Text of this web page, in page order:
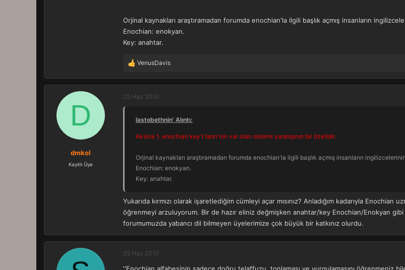
Orjinal kaynakları araştıramadan forumda enochian'la ilgili başlık açmış insanların
Enochian: enokyan.
Key: anahtar.
T
p
k
VenusDavis
D
dmkol
Kayıtlı Üye
25 Haz 2010
lastobethnin' Alıntı:
Aksine 1. enochian key'i tanrı'nın var olan sistemi yaratışının bir özetidir.
Orjinal kaynakları araştıramadan forumda enochian'la ilgili başlık açmış insanların
Enochian: enokyan.
Key: anahtar.
Yukarıda kırmızı olarak işaretlediğim cümleyi açar mısınız? Anladığım kadarıyla Enochian
öğrenmeyi arzuluyorum. Bir de hazır eliniz değmişken anahtar/key Enochian/Enokyan
forumumuzda yabancı dil bilmeyen üyelerimize çok büyük bir katkınız olurdu.
25 Haz 2010
''Enochian alfabesinin sadece doğru telaffuzu, tonlaması ve vurgulamasını öğrenmeniz